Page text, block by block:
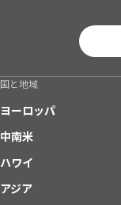
国と地域
ヨーロッパ
中南米
ハワイ
アジア